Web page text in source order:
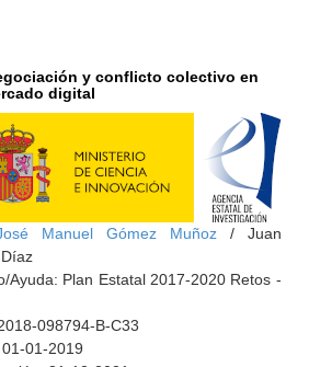
y conflicto colectivo en
digital
Manuel Gómez Muñoz/ Juan
Ayuda: Plan Estatal 2017-2020 Retos -
098794-B-C33
01-2019